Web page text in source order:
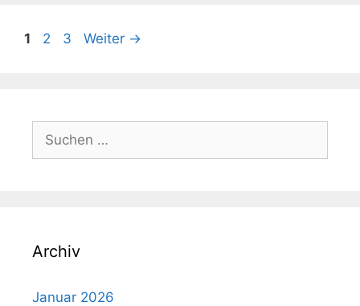
Seite
1 Seite
2 Seite
3 Weiter →
nach:
Archiv
Januar 2026